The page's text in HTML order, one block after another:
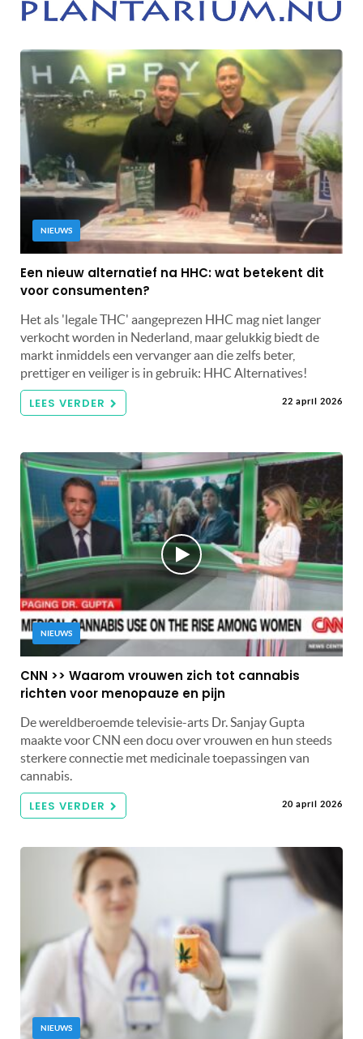
NIEUWS
Een nieuw alternatief na HHC: wat betekent dit
voor consumenten?
Het als 'legale THC' aangeprezen HHC mag niet langer
verkocht worden in Nederland, maar gelukkig biedt de
markt inmiddels een vervanger aan die zelfs beter,
prettiger en veiliger is in gebruik: HHC Alternatives!
LEES VERDER 22 april 2026
NIEUWS
CNN >> Waarom vrouwen zich tot cannabis
richten voor menopauze en pijn
De wereldberoemde televisie-arts Dr. Sanjay Gupta
maakte voor CNN een docu over vrouwen en hun steeds
sterkere connectie met medicinale toepassingen van
cannabis.
LEES VERDER 20 april 2026
NIEUWS